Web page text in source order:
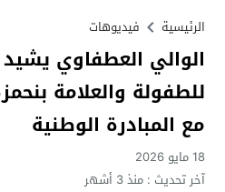
الرئيسية فيديوهات
الوالي العطفاوي يشيد
للطفولة والعلامة
مع المبادرة الوطنية
18 مايو 2026
آخر تحديث :منذ 3 أشهر